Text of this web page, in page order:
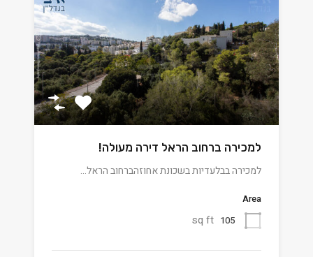
למכירה ברחוב הראל דירה מעולה!
למכירה בבלעדיות בשכונת אחוזהברחוב הראל…
Area
105
sq ft